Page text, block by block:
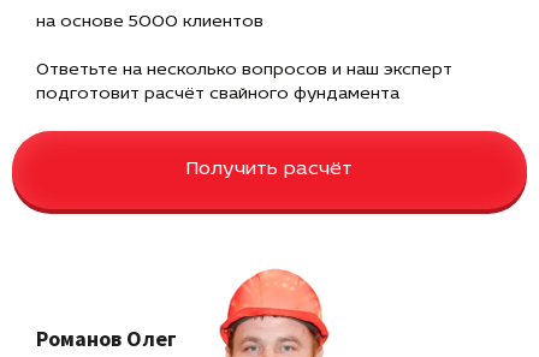
на основе 5000 клиентов
Ответьте на несколько вопросов и наш эксперт
подготовит расчёт свайного фундамента
Получить расчёт
Романов Олег